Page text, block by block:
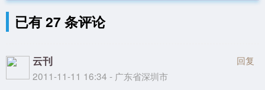
已有 27 条评论
云刊
2011-11-11 16:34 - 广东省深圳市
回复